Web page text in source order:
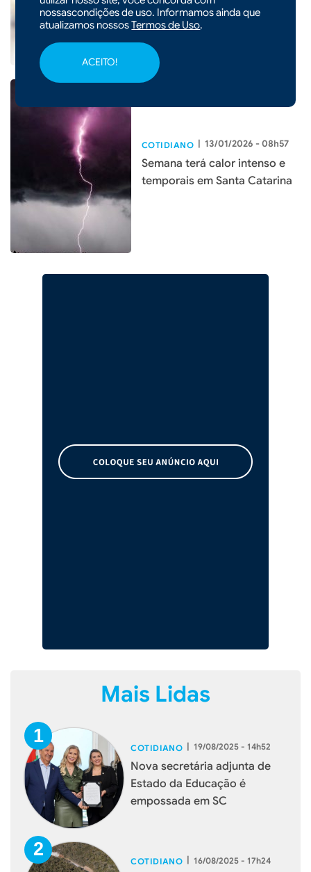
nossascondições de uso. Informamos ainda que
atualizamos nossosTermos de Uso.
ACEITO!
COTIDIANO | 13/01/2026 - 08h57
Semana terá calor intenso e
temporais em Santa Catarina
Mais Lidas
COTIDIANO | 19/08/2025 - 14h52
Nova secretária adjunta de
Estado da Educação é
empossada em SC
COTIDIANO | 16/08/2025 - 17h24